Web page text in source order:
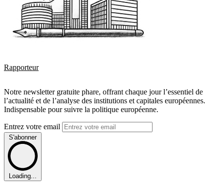
Rapporteur
Notre newsletter gratuite phare, offrant chaque jour l’essentiel de
l’actualité et de l’analyse des institutions et capitales européennes.
Indispensable pour suivre la politique européenne.
Entrez votre email
S'abonner
Loading...